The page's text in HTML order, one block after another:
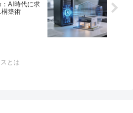
AI時代に求
構築術
とは